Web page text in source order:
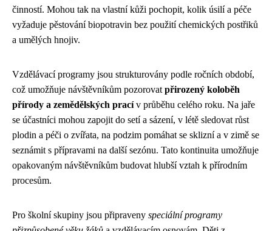
činností. Mohou tak na vlastní kůži pochopit, kolik úsilí a péče
vyžaduje pěstování biopotravin bez použití chemických postřiků
a umělých hnojiv.
Vzdělávací programy jsou strukturovány podle ročních období,
což umožňuje návštěvníkům pozorovat přirozený koloběh
přírody a zemědělských pracív průběhu celého roku. Na jaře
se účastníci mohou zapojit do setí a sázení, v létě sledovat růst
plodin a péči o zvířata, na podzim pomáhat se sklizní a v zimě se
seznámit s přípravami na další sezónu. Tato kontinuita umožňuje
opakovaným návštěvníkům budovat hlubší vztah k přírodním
procesům.
Pro školní skupiny jsou připraveny speciální programy